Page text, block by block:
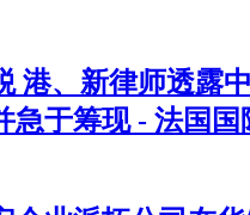
港、新律师透露
急于筹现 - 法国国